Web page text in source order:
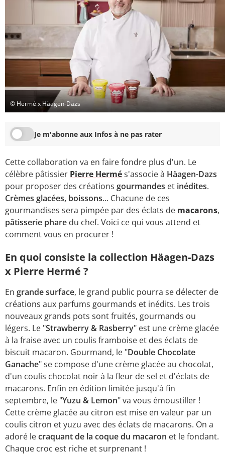
© Hermé x Häagen-Dazs
Je m'abonne aux Infos à ne pas rater
Cette collaboration va en faire fondre plus d'un. Le
célèbre pâtissier Pierre Hermés'associe à Häagen-Dazs
pour proposer des créations gourmandes et inédites.
Crèmes glacées, boissons... Chacune de ces
gourmandises sera pimpée par des éclats de macarons,
pâtisserie phare du chef. Voici ce qui vous attend et
comment vous en procurer !
En quoi consiste la collection Häagen-Dazs
x Pierre Hermé ?
En grande surface, le grand public pourra se délecter de
créations aux parfums gourmands et inédits. Les trois
nouveaux grands pots sont fruités, gourmands ou
légers. Le "Strawberry & Rasberry" est une crème glacée
à la fraise avec un coulis framboise et des éclats de
biscuit macaron. Gourmand, le "Double Chocolate
Ganache" se compose d'une crème glacée au chocolat,
d'un coulis chocolat noir à la fleur de sel et d'éclats de
macarons. Enfin en édition limitée jusqu'à fin
septembre, le "Yuzu & Lemon" va vous émoustiller !
Cette crème glacée au citron est mise en valeur par un
coulis citron et yuzu avec des éclats de macarons. On a
adoré lecraquant de la coquedu macaron et le fondant.
Chaque croc est riche et surprenant !